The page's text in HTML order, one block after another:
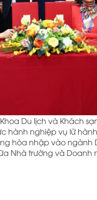
Du lịch và Khách
hành nghiệp vụ lữ
hòa nhập vào
Nhà trường và